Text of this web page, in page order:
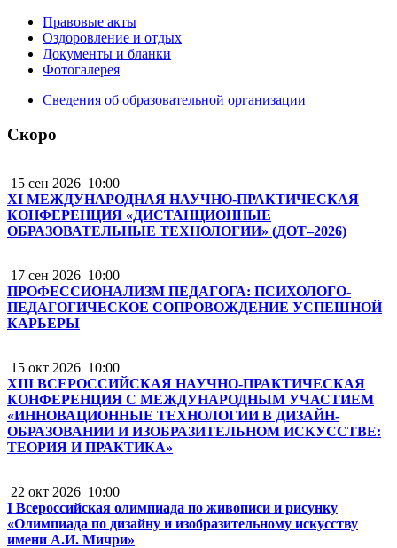
Правовые акты
Оздоровление и отдых
Документы и бланки
Фотогалерея
Сведения об образовательной организации
Скоро
15 сен 2026 10:00
XI МЕЖДУНАРОДНАЯ НАУЧНО-ПРАКТИЧЕСКАЯ
КОНФЕРЕНЦИЯ «ДИСТАНЦИОННЫЕ
ОБРАЗОВАТЕЛЬНЫЕ ТЕХНОЛОГИИ» (ДОТ–2026)
17 сен 2026 10:00
ПРОФЕССИОНАЛИЗМ ПЕДАГОГА: ПСИХОЛОГО-
ПЕДАГОГИЧЕСКОЕ СОПРОВОЖДЕНИЕ УСПЕШНОЙ
КАРЬЕРЫ
15 окт 2026 10:00
XIII ВСЕРОССИЙСКАЯ НАУЧНО-ПРАКТИЧЕСКАЯ
КОНФЕРЕНЦИЯ С МЕЖДУНАРОДНЫМ УЧАСТИЕМ
«ИННОВАЦИОННЫЕ ТЕХНОЛОГИИ В ДИЗАЙН-
ОБРАЗОВАНИИ И ИЗОБРАЗИТЕЛЬНОМ ИСКУССТВЕ:
ТЕОРИЯ И ПРАКТИКА»
22 окт 2026 10:00
I Всероссийская олимпиада по живописи и рисунку
«Олимпиада по дизайну и изобразительному искусству
имени А.И. Мичри»